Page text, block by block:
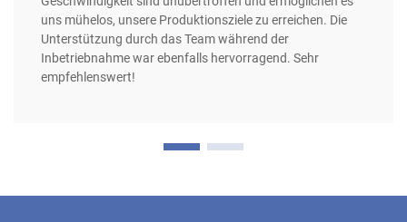
uns mühelos, unsere Produktionsziele zu erreichen. Die
Unterstützung durch das Team während der
Inbetriebnahme war ebenfalls hervorragend. Sehr
empfehlenswert!